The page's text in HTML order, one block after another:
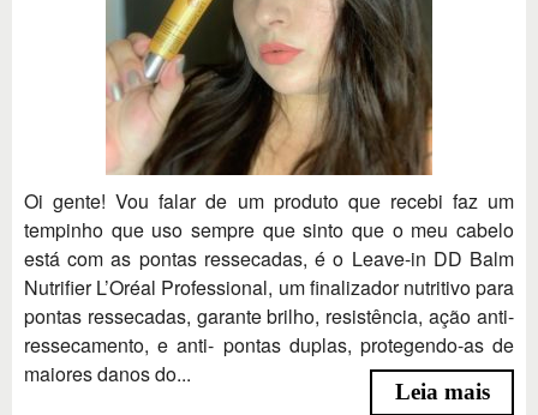
Oi gente! Vou falar de um produto que recebi faz um
tempinho que uso sempre que sinto que o meu cabelo
está com as pontas ressecadas, é o Leave-in DD Balm
Nutrifier L’Oréal Professional, um finalizador nutritivo para
pontas ressecadas, garante brilho, resistência, ação anti-
ressecamento, e anti- pontas duplas, protegendo-as de
maiores danos do...
Leia mais